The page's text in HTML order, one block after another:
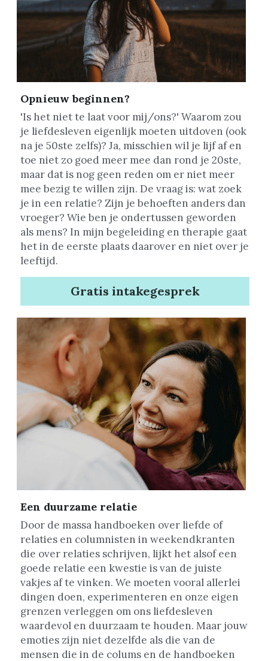
Opnieuw beginnen?
'Is het niet te laat voor mij/ons?' Waarom zou
je liefdesleven eigenlijk moeten uitdoven (ook
na je 50ste zelfs)? Ja, misschien wil je lijf af en
toe niet zo goed meer mee dan rond je 20ste,
maar dat is nog geen reden om er niet meer
mee bezig te willen zijn. De vraag is: wat zoek
je in een relatie? Zijn je behoeften anders dan
vroeger? Wie ben je ondertussen geworden
als mens? In mijn begeleiding en therapie gaat
het in de eerste plaats daarover en niet over je
leeftijd.
Gratis intakegesprek
Een duurzame relatie
Door de massa handboeken over liefde of
relaties en columnisten in weekendkranten
die over relaties schrijven, lijkt het alsof een
goede relatie een kwestie is van de juiste
vakjes af te vinken. We moeten vooral allerlei
dingen doen, experimenteren en onze eigen
grenzen verleggen om ons liefdesleven
waardevol en duurzaam te houden. Maar jouw
emoties zijn niet dezelfde als die van de
mensen die in de colums en de handboeken